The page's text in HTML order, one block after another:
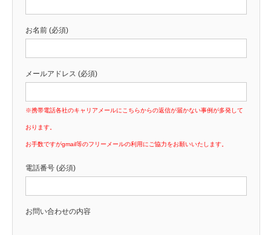
お名前 (必須)
メールアドレス (必須)
※携帯電話各社のキャリアメールにこちらからの返信が届かない事例が多発して
おります。
お手数ですがgmail等のフリーメールの利用にご協力をお願いいたします。
電話番号 (必須)
お問い合わせの内容